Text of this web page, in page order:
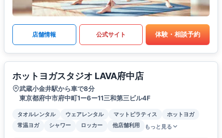
店舗情報 公式サイト 体験・相談予約
ホットヨガスタジオ LAVA府中店
武蔵小金井駅から車で8分
東京都府中市府中町1ー6ー11三和第三ビル4F
タオルレンタル ウェアレンタル マットピラティス
ホットヨガ
常温ヨガ
シャワー ロッカー 他店舗利用 もっと見る